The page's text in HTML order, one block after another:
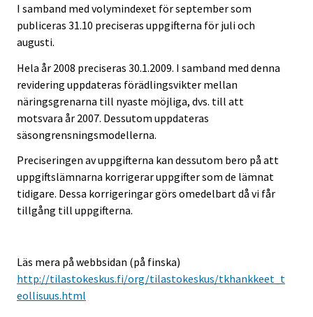
I samband med volymindexet för september som
publiceras 31.10 preciseras uppgifterna för juli och
augusti.
Hela år 2008 preciseras 30.1.2009. I samband med denna
revidering uppdateras förädlingsvikter mellan
näringsgrenarna till nyaste möjliga, dvs. till att
motsvara år 2007. Dessutom uppdateras
säsongrensningsmodellerna.
Preciseringen av uppgifterna kan dessutom bero på att
uppgiftslämnarna korrigerar uppgifter som de lämnat
tidigare. Dessa korrigeringar görs omedelbart då vi får
tillgång till uppgifterna.
Läs mera på webbsidan (på finska)
http://tilastokeskus.fi/org/tilastokeskus/tkhankkeet_t
eollisuus.html